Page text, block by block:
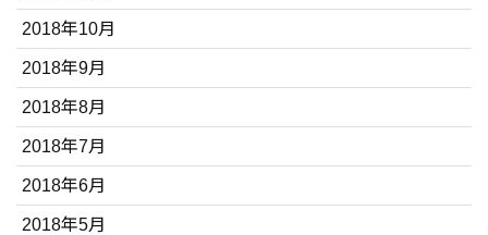
2018年10月
2018年9月
2018年8月
2018年7月
2018年6月
2018年5月